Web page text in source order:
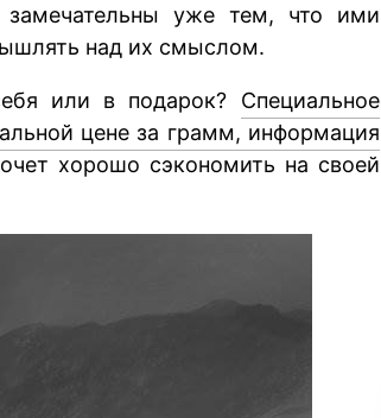
замечательны уже тем, что ими
над их смыслом.
или в подарок? Специальное
цене за грамм, информация
хорошо сэкономить на своей